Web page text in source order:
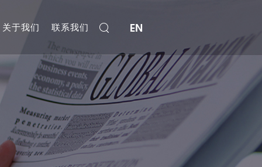
关于我们 联系我们 EN